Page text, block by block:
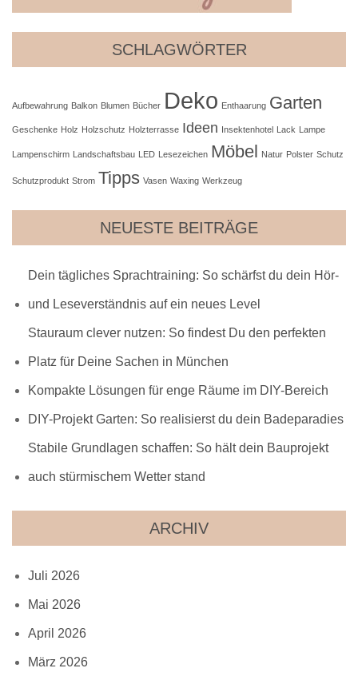
SCHLAGWÖRTER
Aufbewahrung Balkon Blumen Bücher Deko Enthaarung Garten
Geschenke Holz Holzschutz Holzterrasse Ideen Insektenhotel Lack Lampe
Lampenschirm Landschaftsbau LED Lesezeichen Möbel Natur Polster Schutz
Schutzprodukt Strom Tipps Vasen Waxing Werkzeug
NEUESTE BEITRÄGE
Dein tägliches Sprachtraining: So schärfst du dein Hör-
und Leseverständnis auf ein neues Level
Stauraum clever nutzen: So findest Du den perfekten
Platz für Deine Sachen in München
Kompakte Lösungen für enge Räume im DIY-Bereich
DIY-Projekt Garten: So realisierst du dein Badeparadies
Stabile Grundlagen schaffen: So hält dein Bauprojekt
auch stürmischem Wetter stand
ARCHIV
Juli 2026
Mai 2026
April 2026
März 2026